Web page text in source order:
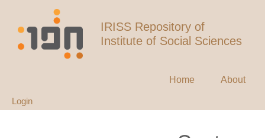
IRISS Repository of
Institute of Social Sciences
Home About
Login